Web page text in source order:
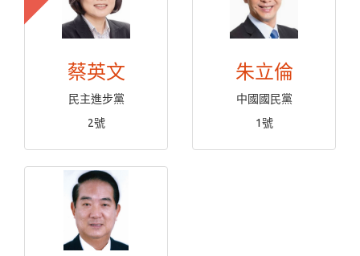
蔡英文
民主進步黨
2號
朱立倫
中國國民黨
1號